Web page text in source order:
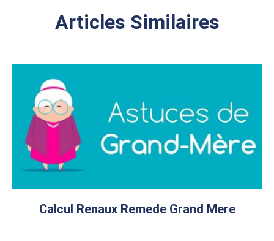
Articles Similaires
Calcul Renaux Remede Grand Mere